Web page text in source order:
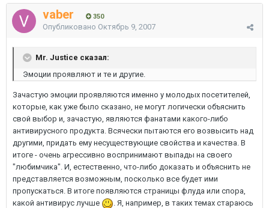
vaber 350
Опубликовано Октябрь 9, 2007
Mr. Justice сказал:
Эмоции проявляют и те и другие.
Зачастую эмоции проявляются именно у молодых посетителей,
которые, как уже было сказано, не могут логически объяснить
свой выбор и, зачастую, являются фанатами какого-либо
антивирусного продукта. Всячески пытаются его возвысить над
другими, придать ему несуществующие свойства и качества. В
итоге - очень агрессивно воспринимают выпады на своего
"любимчика". И, естественно, что-либо доказать и объяснить не
представляется возможным, посколько все будет ими
пропускаться. В итоге появляются страницы флуда или спора,
какой антивирус лучше
. Я, например, в таких темах стараюсь